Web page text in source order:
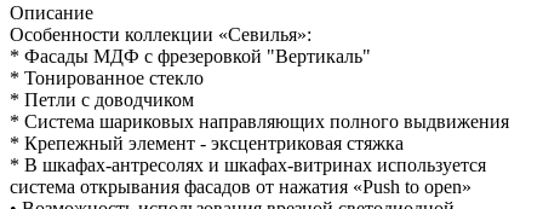
Описание
Особенности коллекции «Севилья»:
* Фасады МДФ с фрезеровкой "Вертикаль"
* Тонированное стекло
* Петли с доводчиком
* Система шариковых направляющих полного выдвижения
* Крепежный элемент - эксцентриковая стяжка
* В шкафах-антресолях и шкафах-витринах используется
система открывания фасадов от нажатия «Push to open»